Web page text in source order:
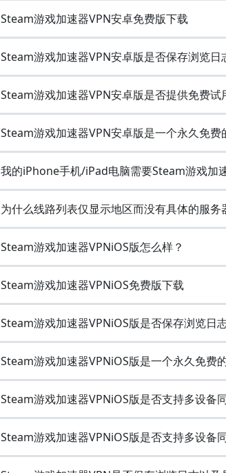
Steam游戏加速器VPN安卓免费版下载
Steam游戏加速器VPN安卓版是否保存浏览日
Steam游戏加速器VPN安卓版是否提供免费试
Steam游戏加速器VPN安卓版是一个永久免费
我的iPhone手机/iPad电脑需要Steam游戏加
为什么线路列表仅显示地区而没有具体的服务
Steam游戏加速器VPNiOS版怎么样？
Steam游戏加速器VPNiOS免费版下载
Steam游戏加速器VPNiOS版是否保存浏览日
Steam游戏加速器VPNiOS版是一个永久免费
Steam游戏加速器VPNiOS版是否支持多设备
Steam游戏加速器VPNiOS版是否支持多设备